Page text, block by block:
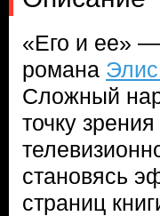
«Его и ее»
романа
Сложный
точку
становясь
страниц